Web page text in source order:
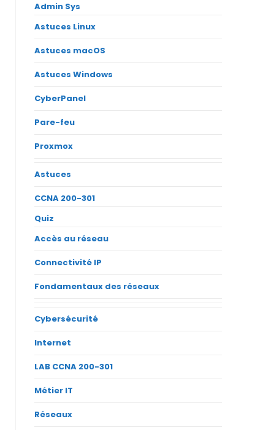
Admin Sys
Astuces Linux
Astuces macOS
Astuces Windows
CyberPanel
Pare-feu
Proxmox
Astuces
CCNA 200-301
Quiz
Accès au réseau
Connectivité IP
Fondamentaux des réseaux
Cybersécurité
Internet
LAB CCNA 200-301
Métier IT
Réseaux